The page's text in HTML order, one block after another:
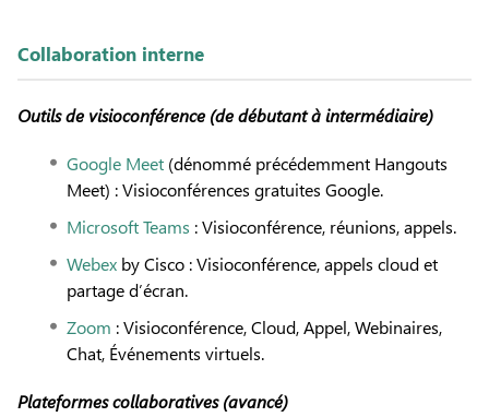
Collaboration interne
Outils de visioconférence (de débutant à intermédiaire)
Google Meet (dénommé précédemment Hangouts
Meet) : Visioconférences gratuites Google.
Microsoft Teams : Visioconférence, réunions, appels.
Webex by Cisco : Visioconférence, appels cloud et
partage d’écran.
Zoom : Visioconférence, Cloud, Appel, Webinaires,
Chat, Événements virtuels.
Plateformes collaboratives (avancé)